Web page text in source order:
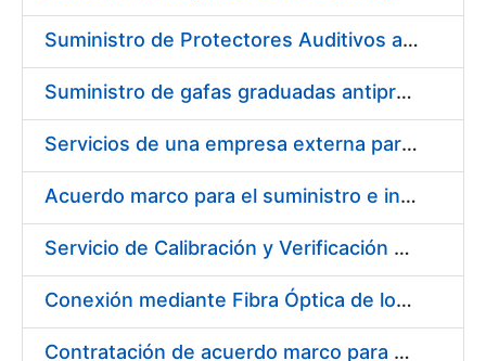
Suministro de Protectores Auditivos a medida para las personas trabajadoras de los Centros de Trabajo de Madrid y Burgos
Suministro de gafas graduadas antiproyecciones para los trabajadores de la FNMT-RCM en los centros de trabajo de Madrid y Burgos
Servicios de una empresa externa para el asesoramiento y resolución de los recursos de alzada que se presentan relacionados con procesos de selección para la FNMT-RCM
Acuerdo marco para el suministro e instalación de persianas, estores y otros complementos
Servicio de Calibración y Verificación Externa de los Equipos de Medición del Servicio de Prevención de la FNMT-RCM
Conexión mediante Fibra Óptica de los Centros de Proceso de Datos (CPDs) de las sedes de la FNMT-RCM de Burgos y Madrid
Contratación de acuerdo marco para el Suministro de Material de Electricidad para la Fábrica Nacional de Moneda y Timbre-Real Casa de la Moneda en su centro de trabajo de Burgos